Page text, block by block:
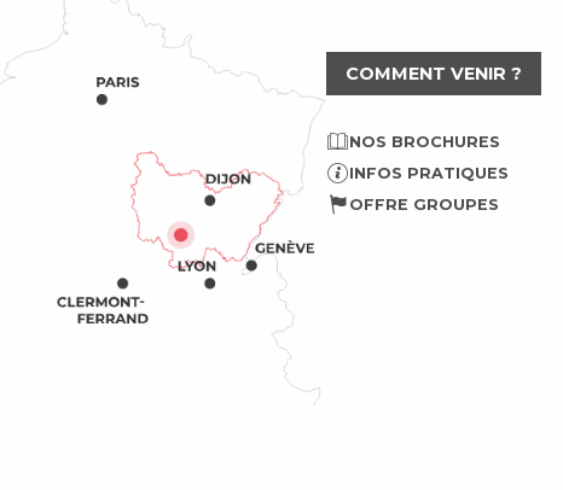
COMMENT VENIR ?
NOS BROCHURES
INFOS PRATIQUES
OFFRE GROUPES